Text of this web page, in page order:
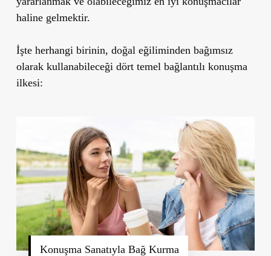
haline gelmektir.
İşte herhangi birinin, doğal eğiliminden bağımsız
olarak kullanabileceği dört temel bağlantılı konuşma
ilkesi:
Konuşma Sanatıyla Bağ Kurma